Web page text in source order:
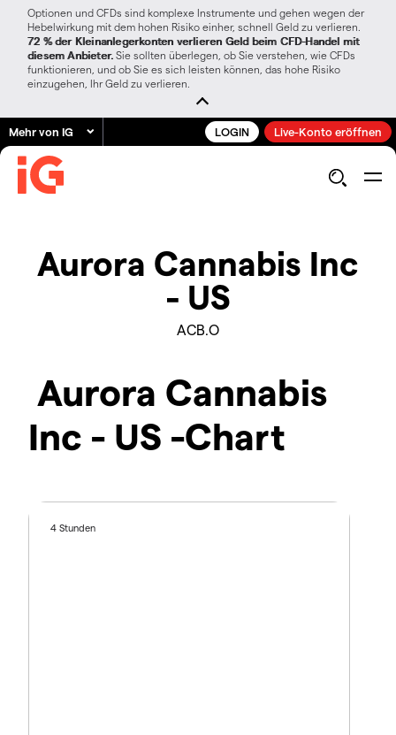
Optionen und CFDs sind komplexe Instrumente und gehen wegen der
Hebelwirkung mit dem hohen Risiko einher, schnell Geld zu verlieren.
72 % der Kleinanlegerkonten verlieren Geld beim CFD-Handel mit
diesem Anbieter. Sie sollten überlegen, ob Sie verstehen, wie CFDs
funktionieren, und ob Sie es sich leisten können, das hohe Risiko
einzugehen, Ihr Geld zu verlieren.
Mehr von IG LOGIN Live-Konto eröffnen
Aurora Cannabis Inc
- US
ACB.O
Aurora Cannabis
Inc - US -Chart
4 Stunden